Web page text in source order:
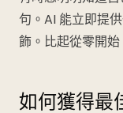
句。AI 能立即提
飾。比起從零開
如何獲得最